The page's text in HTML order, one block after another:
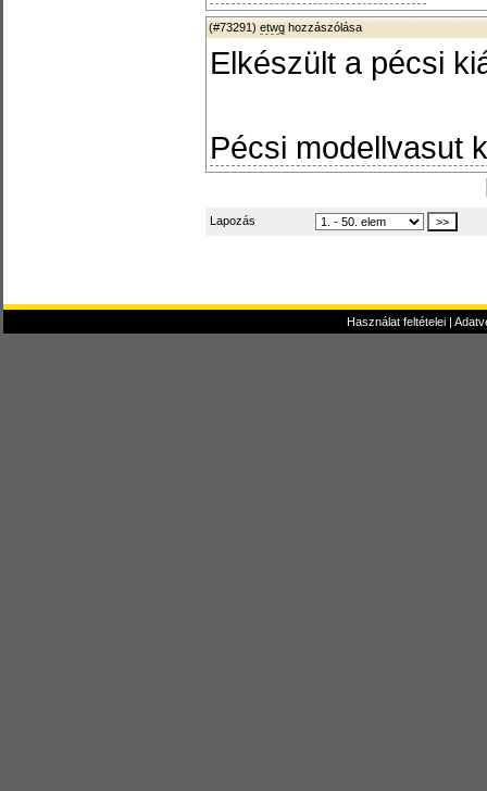
(#73291) etwg hozzászólása
Elkészült a pécsi
Pécsi modellvasut
Lapozás
Használat feltételei|